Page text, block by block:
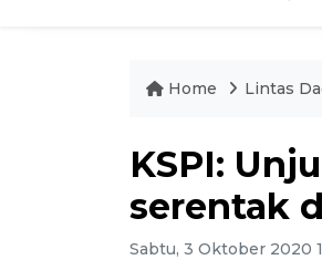
Home Lintas
KSPI:
serentak
Sabtu, 3 Oktober 2020